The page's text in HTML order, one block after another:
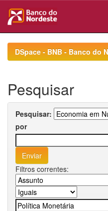
navigationDSpace - BNB - Banco do
Pesquisar
Pesquisar:
por
Filtros correntes: